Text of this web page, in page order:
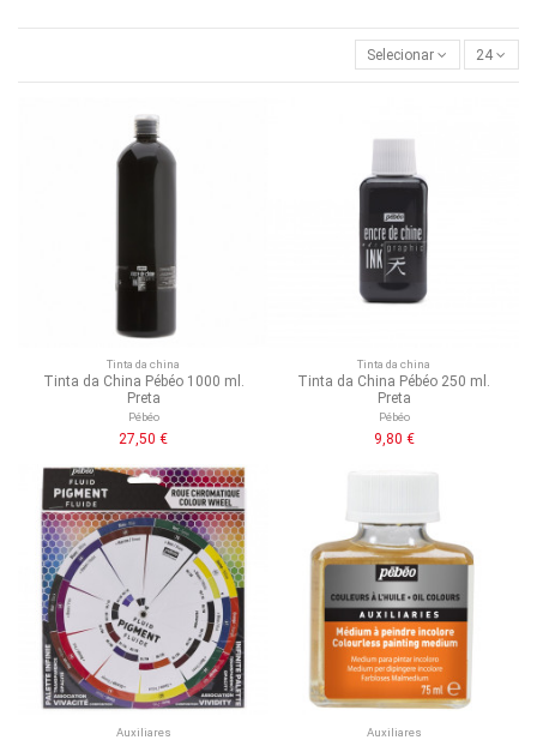
Selecionar 24
Tinta da china
Tinta da China Pébéo 1000 ml.
Preta
Pébéo
27,50 €
Tinta da china
Tinta da China Pébéo 250 ml.
Preta
Pébéo
9,80 €
Auxiliares Auxiliares